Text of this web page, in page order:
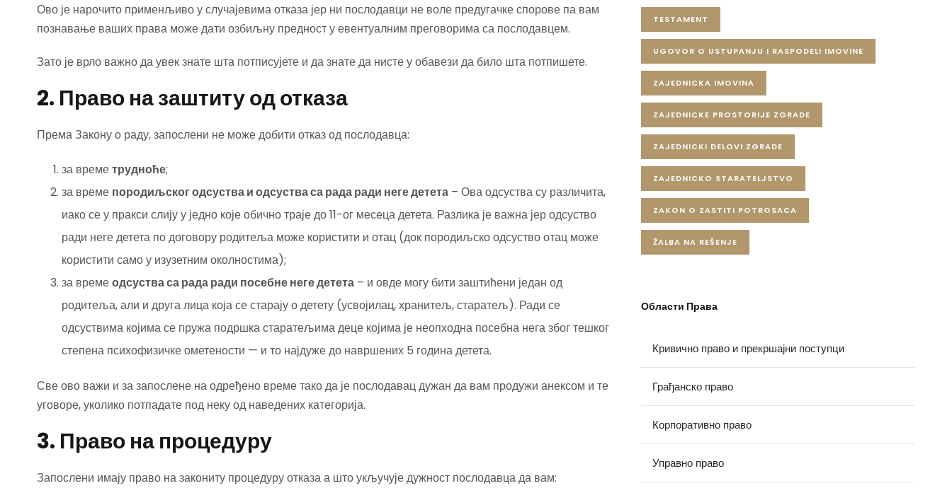
Ово је нарочито применљиво у случајевима отказа јер ни послодавци не воле предугачке спорове па вам
познавање ваших права може дати озбиљну предност у евентуалним преговорима са послодавцем.
Зато је врло важно да увек знате шта потписујете и да знате да нисте у обавези да било шта потпишете.
2. Право на заштиту од отказа
Према Закону о раду, запослени не може добити отказ од послодавца:
за времетрудноће;
за време породиљског одсуства и одсуства са рада ради неге детета – Ова одсуства су различита,
иако се у пракси слију у једно које обично траје до 11-ог месеца детета. Разлика је важна јер одсуство
ради неге детета по договору родитеља може користити и отац (док породиљско одсуство отац може
користити само у изузетним околностима);
за времеодсуства са рада ради посебне неге детета – и овде могу бити заштићени један од
родитеља, али и друга лица која се старају о детету (усвојилац, хранитељ, старатељ). Ради се
одсуствима којима се пружа подршка старатељима деце којима је неопходна посебна нега због тешког
степена психофизичке ометености — и то најдуже до навршених 5 година детета.
Све ово важи и за запослене на одређено време тако да је послодавац дужан да вам продужи анексом и те
уговоре, уколико потпадате под неку од наведених категорија.
3. Право на процедуру
Запослени имају право на закониту процедуру отказа а што укључује дужност послодавца да вам:
TESTAMENT
UGOVOR O USTUPANJU I RASPODELI IMOVINE
ZAJEDNICKA IMOVINA
ZAJEDNICKE PROSTORIJE ZGRADE
ZAJEDNICKI DELOVI ZGRADE
ZAJEDNICKO STARATELJSTVO
ZAKON O ZASTITI POTROSACA
ŽALBA NA REŠENJE
Области Права
Кривично право и прекршајни поступци
Грађанско право
Корпоративно право
Управно право